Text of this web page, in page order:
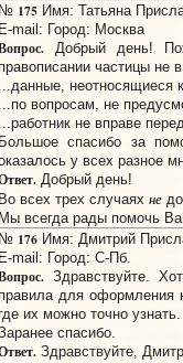
№ 175Имя: Татьяна
E-mail: Город: Москва
Добрый день!
правописании частицы не
...данные, неотносящиеся
...по вопросам, не
...работник не вправе
Большое спасибо за
у всех разное
Добрый день!
Во всех трех случаях не
Мы всегда рады помочь
№ 176Имя: Дмитрий
E-mail: Город: С-Пб.
Здравствуйте.
правила для оформления
где их можно точно узнать.
спасибо.
Здравствуйте,